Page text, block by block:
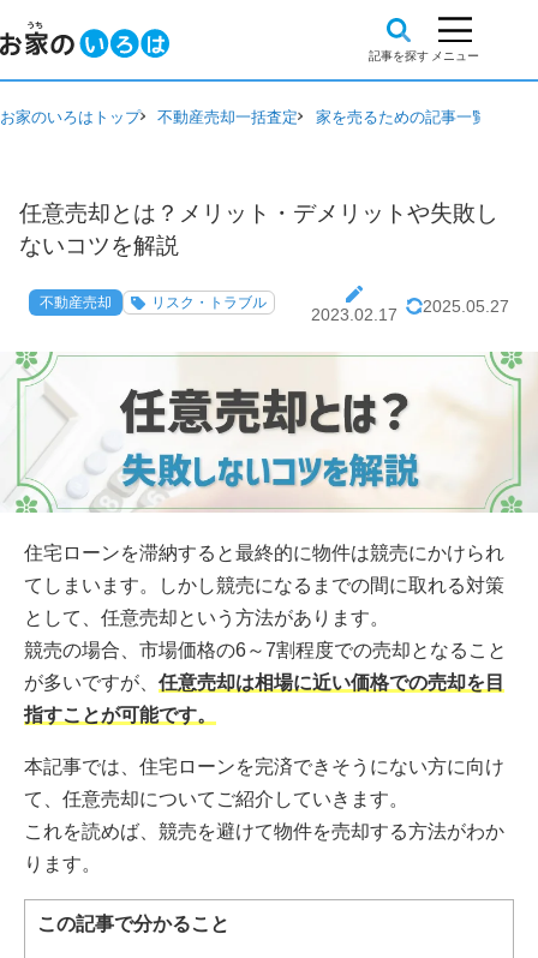
お家のいろはトップ 不動産売却一括査定 家を売るための記事一覧
任意売却とは？メリット・デメリットや失敗し
ないコツを解説
不動産売却 リスク・トラブル
2023.02.17 2025.05.27
住宅ローンを滞納すると最終的に物件は競売にかけられ
てしまいます。しかし競売になるまでの間に取れる対策
として、任意売却という方法があります。
競売の場合、市場価格の6～7割程度での売却となること
が多いですが、 任意売却は相場に近い価格での売却を目
指すことが可能です。
本記事では、住宅ローンを完済できそうにない方に向け
て、任意売却についてご紹介していきます。
これを読めば、競売を避けて物件を売却する方法がわか
ります。
この記事で分かること